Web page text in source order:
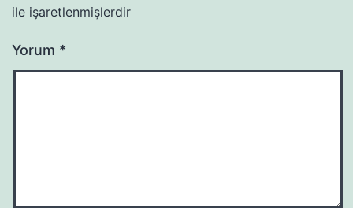
ile işaretlenmişlerdir
Yorum *